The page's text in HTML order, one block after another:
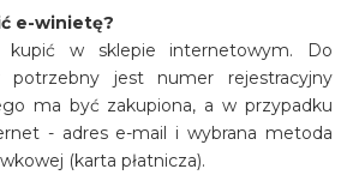
e-winietę?
kupić w sklepie internetowym. Do
potrzebny jest numer rejestracyjny
ma być zakupiona, a w przypadku
- adres e-mail i wybrana metoda
(karta płatnicza).